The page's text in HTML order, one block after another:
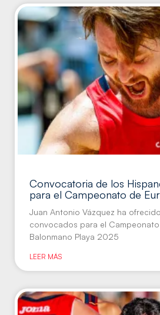
Convocatoria de los
para el Campeonato de
Juan Antonio Vázquez ha
convocados para el
Balonmano Playa 2025
LEER MÁS